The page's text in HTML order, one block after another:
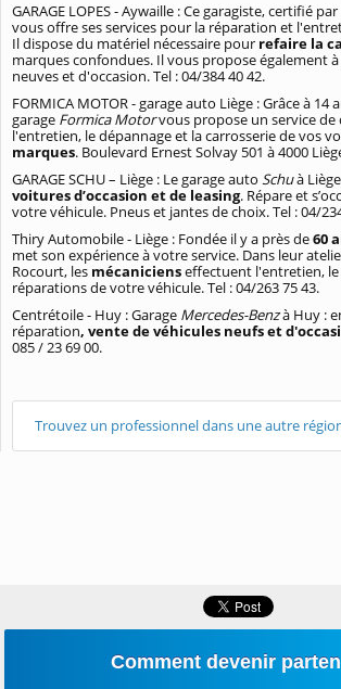
GARAGE LOPES - Aywaille : Ce garagiste, certifié par
vous offre ses services pour la réparation et
Il dispose du matériel nécessaire pour refaire la
marques confondues. Il vous propose également
neuves et d'occasion. Tel : 04/384 40 42.
FORMICA MOTOR - garage auto Liège : Grâce à 14
garage Formica Motorvous propose un service
l'entretien, le dépannage et la carrosserie de vos
marques. Boulevard Ernest Solvay 501 à 4000
GARAGE SCHU – Liège : Le garage auto Schuà
voitures d’occasion et de leasing. Répare et
votre véhicule. Pneus et jantes de choix. Tel : 04/
Thiry Automobile - Liège : Fondée il y a près de60
met son expérience à votre service. Dans leur
Rocourt, les mécanicienseffectuent l'entretien,
réparations de votre véhicule. Tel : 04/263 75 43.
Centrétoile - Huy : Garage Mercedes-Benzà Huy :
réparation, vente de véhicules neufs et
085 / 23 69 00.
Trouvez un professionnel dans une autre
Comment devenir